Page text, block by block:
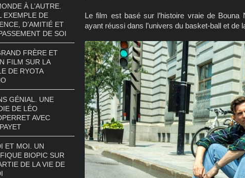
À L’AUTRE.
EXEMPLE DE
D’AMITIÉ ET
DE SOI
FRÈRE ET
FILM SUR LA
DE RYOTA
GÉNIAL. UNE
DE LÉO
AVEC
ET MOI. UN
BIOPIC SUR
DE LA VIE DE
Le film est basé sur l’histoire vraie de
ayant réussi dans l’univers du basket-ball et de